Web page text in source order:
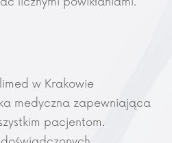
w Krakowie
medyczna zapewniająca
pacjentom.